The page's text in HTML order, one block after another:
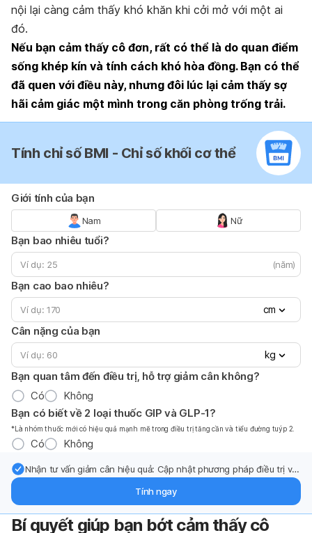
nội lại càng cảm thấy khó khăn khi cởi mở với một ai
đó.
Nếu bạn cảm thấy cô đơn, rất có thể là do quan điểm
sống khép kín và tính cách khó hòa đồng. Bạn có thể
đã quen với điều này, nhưng đôi lúc lại cảm thấy sợ
hãi cảm giác một mình trong căn phòng trống trải.
Tính chỉ số BMI - Chỉ số khối cơ thể
Giới tính của bạn
Nam Nữ
Bạn bao nhiêu tuổi?
(năm)
Bạn cao bao nhiêu?
cm
Cân nặng của bạn
kg
Bạn quan tâm đến điều trị, hỗ trợ giảm cân không?
Có
Không
Bạn có biết về 2 loại thuốc GIP và GLP-1?
*Là nhóm thuốc mới có hiệu quả mạnh mẽ trong điều trị tăng cần và tiểu đường tuýp 2.
Có Không
Nhận tư vấn giảm cân hiệu quả: Cập nhật phương pháp điều trị và
Tính ngay
Bí quyết giúp bạn bớt cảm thấy cô